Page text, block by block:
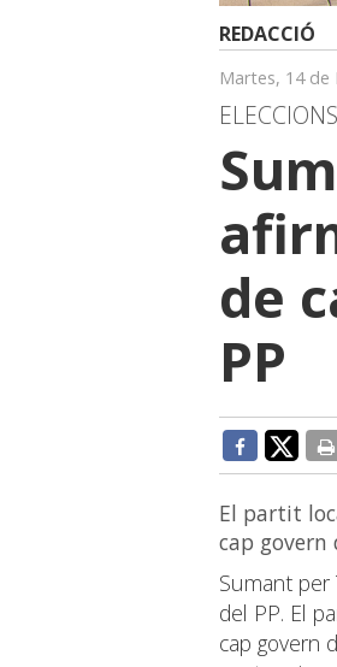
REDACCIÓ
Martes, 14 de
de
PP
El partit
cap govern
Sumant per
del PP. El
cap govern